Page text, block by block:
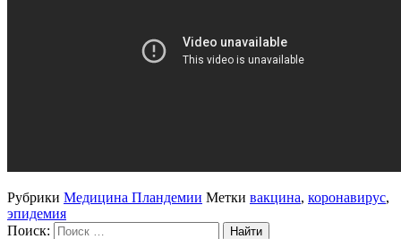
Рубрики Медицина Пландемии Метки вакцина, коронавирус,
эпидемия
Поиск: